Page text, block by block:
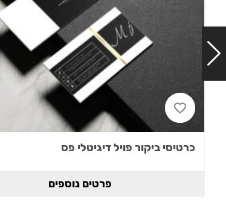
כרטיסי ביקור פויל דיגיטלי פס
פרטים נוספים